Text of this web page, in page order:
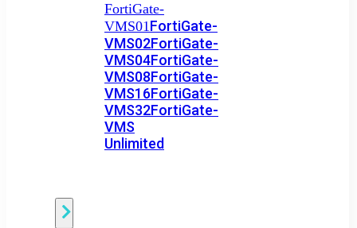
FortiGate-
VMS01FortiGate-
VMS02FortiGate-
VMS04FortiGate-
VMS08FortiGate-
VMS16FortiGate-
VMS32FortiGate-
VMS
Unlimited